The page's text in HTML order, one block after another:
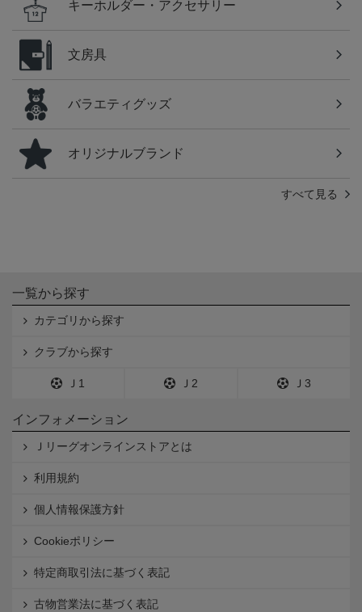
キーホルダー・アクセサリー
文房具
バラエティグッズ
オリジナルブランド
すべて見る
一覧から探す
カテゴリから探す
クラブから探す
Ｊ1 Ｊ2 Ｊ3
インフォメーション
Ｊリーグオンラインストアとは
利用規約
個人情報保護方針
Cookieポリシー
特定商取引法に基づく表記
古物営業法に基づく表記